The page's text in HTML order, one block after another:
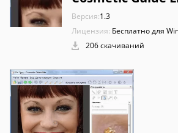
Версия:1.3
Лицензия: Бесплатно для
206 скачиваний